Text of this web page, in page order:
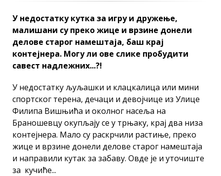
У недостатку кутка за игру и дружење,
малишани су преко жице и врзине донели
делове старог намештаја, баш крај
контејнера. Могу ли ове слике пробудити
савест надлежних...?!
У недостатку љуљашки и клацкалица или мини
спортског терена, дечаци и девојчице из Улице
Филипа Вишњића и околног насеља на
Браношевцу окупљају се у трњаку, крај два низа
контејнера. Мало су раскрчили растиње, преко
жице и врзине донели делове старог намештаја
и направили кутак за забаву. Овде је и уточиште
за кучиће...